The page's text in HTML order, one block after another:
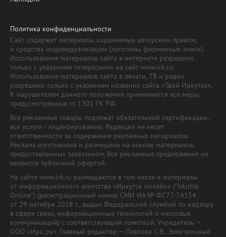
Политика конфиденциальности
Сайт содержит материалы, охраняемые авторским правом,
и средства индивидуализации (логотипы, фирменные знаки).
Использование материалов сайта в интернете разрешено
только с указанием гиперссылки на сайт www.irk.ru.
Использование материалов сайта в печати, ТВ и радио
разрешено только с указанием названия сайта «Твой Иркутск».
К нарушителям данного положения применяются все меры,
предусмотренные ст. 1301 ГК РФ.
Все рекламные товары подлежат обязательной сертификации,
все услуги - лицензированию. Редакция не несет
ответственности за содержание рекламных материалов.
Реклама изготовлена и размещена на основе материалов,
предоставленных заказчиком. Все рекламные предложения не
являются публичной офертой.
На сайте www.irk.ru размещаются в том числе и материалы
от информационного агентства «Иркутск онлайн» ("Irkutsk
Online") (регистрационный номер СМИ ИА № ФС77-74154
от 29 октября 2018 г., выдан Федеральной службой по надзору
в сфере связи, информационных технологий и массовых
коммуникаций) с соответствующей пометкой. Учредитель —
ООО «Ирк.ру». Главный редактор — Павлова С.В., Электронный